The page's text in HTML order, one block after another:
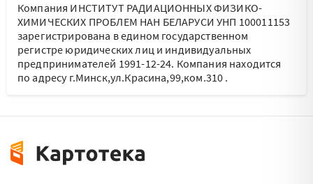
Компания ИНСТИТУТ РАДИАЦИОННЫХ ФИЗИКО-
ХИМИЧЕСКИХ ПРОБЛЕМ НАН БЕЛАРУСИ УНП 100011153
зарегистрирована в едином государственном
регистре юридических лиц и индивидуальных
предпринимателей 1991-12-24. Компания находится
по адресу г.Минск,ул.Красина,99,ком.310 .